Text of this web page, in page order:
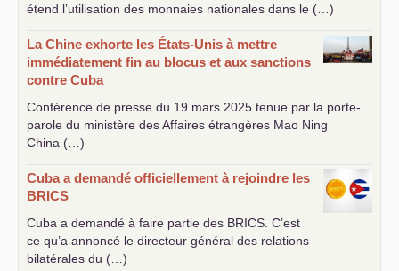
étend l’utilisation des monnaies nationales dans le (…)
La Chine exhorte les États-Unis à mettre
immédiatement fin au blocus et aux sanctions
contre Cuba
Conférence de presse du 19 mars 2025 tenue par la porte-
parole du ministère des Affaires étrangères Mao Ning
China (…)
Cuba a demandé officiellement à rejoindre les
BRICS
Cuba a demandé à faire partie des BRICS. C’est
ce qu’a annoncé le directeur général des relations
bilatérales du (…)